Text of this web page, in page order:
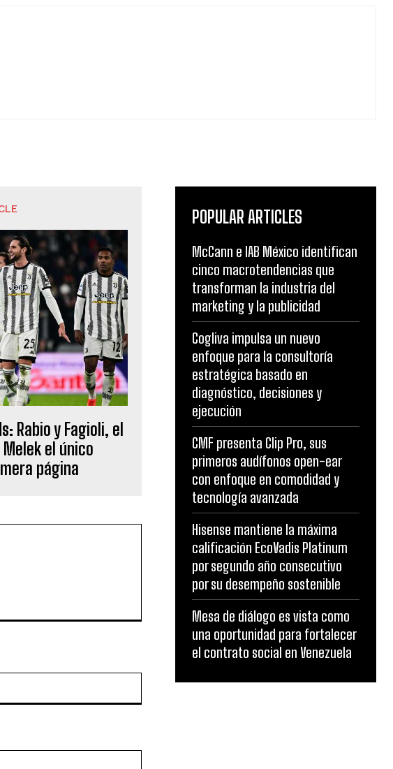
Rabio y Fagioli, el
el único
página
Website:
POPULAR ARTICLES
McCann e IAB México identifican
cinco macrotendencias que
transforman la industria del
marketing y la publicidad
Cogliva impulsa un nuevo
enfoque para la consultoría
estratégica basado en
diagnóstico, decisiones y
ejecución
CMF presenta Clip Pro, sus
primeros audífonos open-ear
con enfoque en comodidad y
tecnología avanzada
Hisense mantiene la máxima
calificación EcoVadis Platinum
por segundo año consecutivo
por su desempeño sostenible
Mesa de diálogo es vista como
una oportunidad para fortalecer
el contrato social en Venezuela